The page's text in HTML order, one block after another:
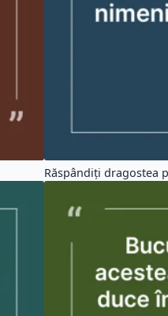
Răspândiți dragostea